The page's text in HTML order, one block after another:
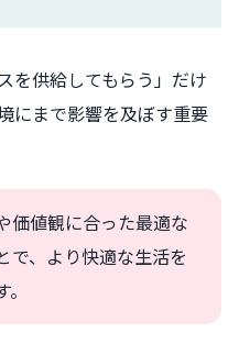
を供給してもらう」だけ
にまで影響を及ぼす重要
価値観に合った最適な
で、より快適な生活を